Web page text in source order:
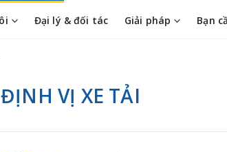
Đại lý & đối tác Giải pháp Bạn
VỊ XE TẢI